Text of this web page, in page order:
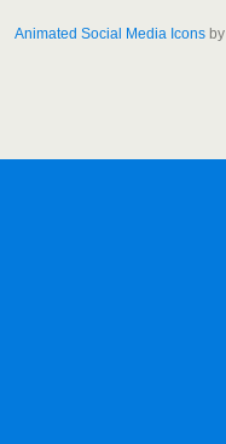
Animated Social Media Iconsby